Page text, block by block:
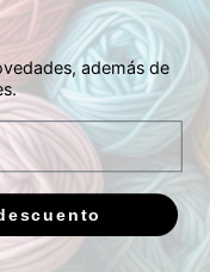
y 17.00 a
además de